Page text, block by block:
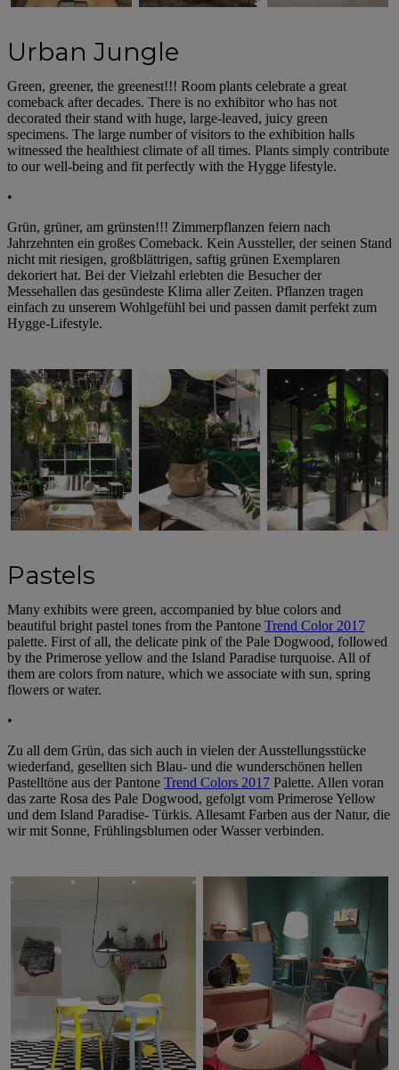
Urban Jungle
Green, greener, the greenest!!! Room plants celebrate a great
comeback after decades. There is no exhibitor who has not
decorated their stand with huge, large-leaved, juicy green
specimens. The large number of visitors to the exhibition halls
witnessed the healthiest climate of all times. Plants simply contribute
to our well-being and fit perfectly with the Hygge lifestyle.
•
Grün, grüner, am grünsten!!! Zimmerpflanzen feiern nach
Jahrzehnten ein großes Comeback. Kein Aussteller, der seinen Stand
nicht mit riesigen, großblättrigen, saftig grünen Exemplaren
dekoriert hat. Bei der Vielzahl erlebten die Besucher der
Messehallen das gesündeste Klima aller Zeiten. Pflanzen tragen
einfach zu unserem Wohlgefühl bei und passen damit perfekt zum
Hygge-Lifestyle.
Pastels
Many exhibits were green, accompanied by blue colors and
beautiful bright pastel tones from the Pantone Trend Color 2017
palette. First of all, the delicate pink of the Pale Dogwood, followed
by the Primerose yellow and the Island Paradise turquoise. All of
them are colors from nature, which we associate with sun, spring
flowers or water.
•
Zu all dem Grün, das sich auch in vielen der Ausstellungsstücke
wiederfand, gesellten sich Blau- und die wunderschönen hellen
Pastelltöne aus der Pantone Trend Colors 2017 Palette. Allen voran
das zarte Rosa des Pale Dogwood, gefolgt vom Primerose Yellow
und dem Island Paradise- Türkis. Allesamt Farben aus der Natur, die
wir mit Sonne, Frühlingsblumen oder Wasser verbinden.